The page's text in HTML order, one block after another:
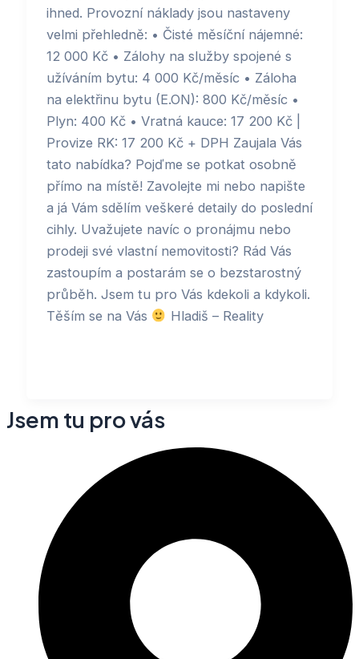
ihned. Provozní náklady jsou nastaveny
velmi přehledně: • Čisté měsíční nájemné:
12 000 Kč • Zálohy na služby spojené s
užíváním bytu: 4 000 Kč/měsíc • Záloha
na elektřinu bytu (E.ON): 800 Kč/měsíc •
Plyn: 400 Kč • Vratná kauce: 17 200 Kč |
Provize RK: 17 200 Kč + DPH Zaujala Vás
tato nabídka? Pojďme se potkat osobně
přímo na místě! Zavolejte mi nebo napište
a já Vám sdělím veškeré detaily do poslední
cihly. Uvažujete navíc o pronájmu nebo
prodeji své vlastní nemovitosti? Rád Vás
zastoupím a postarám se o bezstarostný
průběh. Jsem tu pro Vás kdekoli a kdykoli.
Těším se na Vás
Hladiš – Reality
Jsem tu pro vás